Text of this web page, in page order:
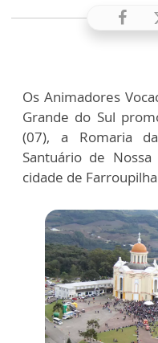
Os Animadores
Grande do Sul
(07), a Romaria
Santuário de
cidade de Farroupilha